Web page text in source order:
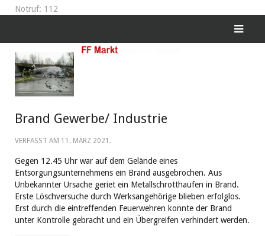
Notruf: 112
Brand Gewerbe/ Industrie
VERFASST AM 11. MÄRZ 2021 .
Gegen 12.45 Uhr war auf dem Gelände eines
Entsorgungsunternehmens ein Brand ausgebrochen. Aus
Unbekannter Ursache geriet ein Metallschrotthaufen in Brand.
Erste Löschversuche durch Werksangehörige blieben erfolglos.
Erst durch die eintreffenden Feuerwehren konnte der Brand
unter Kontrolle gebracht und ein Übergreifen verhindert werden.